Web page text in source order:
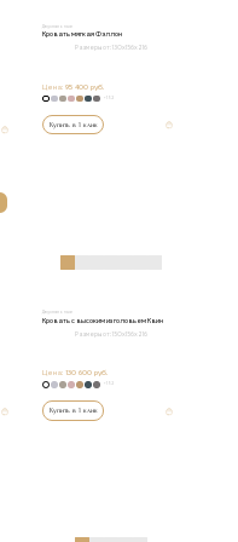
Двуспальные
Кровать мягкая Фэллон
Размеры от: 130х156х216
Цена:95 400 руб.
+152
Купить в 1 клик
Двуспальные
Кровать с высоким изголовьем Квин
Размеры от: 150х156х216
Цена:130 600 руб.
+152
Купить в 1 клик